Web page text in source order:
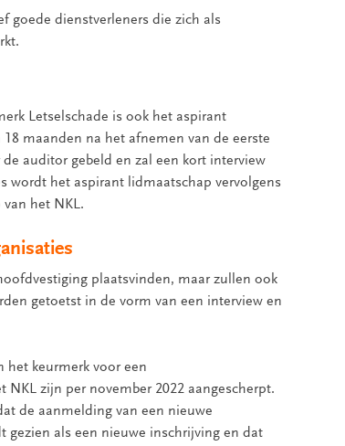
goede dienstverleners die zich als
Letselschade is ook het aspirant
maanden na het afnemen van de eerste
auditor gebeld en zal een kort interview
wordt het aspirant lidmaatschap vervolgens
het NKL.
plaatsvinden, maar zullen ook
getoetst in de vorm van een interview en
het keurmerk voor een
zijn per november 2022 aangescherpt.
de aanmelding van een nieuwe
gezien als een nieuwe inschrijving en dat